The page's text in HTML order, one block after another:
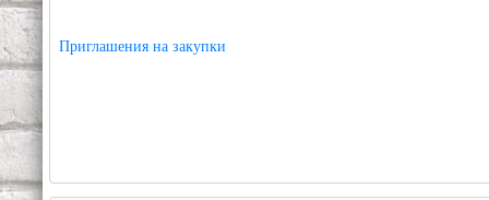
Приглашения на закупки